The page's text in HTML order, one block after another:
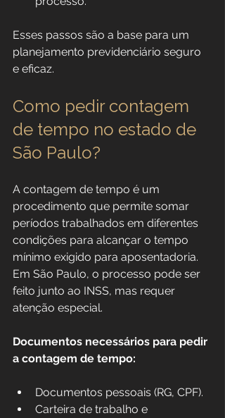
Esses passos são a base para um
planejamento previdenciário seguro
e eficaz.
Como pedir contagem
de tempo no estado de
São Paulo?
A contagem de tempo é um
procedimento que permite somar
períodos trabalhados em diferentes
condições para alcançar o tempo
mínimo exigido para aposentadoria.
Em São Paulo, o processo pode ser
feito junto ao INSS, mas requer
atenção especial.
Documentos necessários para pedir
a contagem de tempo:
Documentos pessoais (RG, CPF).
Carteira de trabalho e